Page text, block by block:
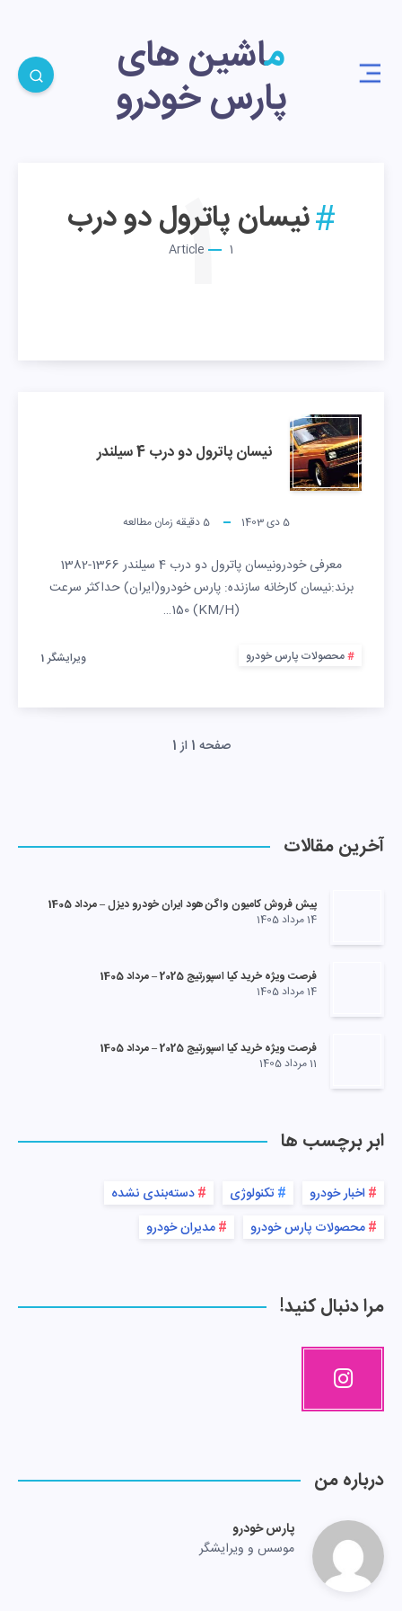
ماشین های
پارس خودرو
نیسان پاترول دو درب
1
1
نیسان پاترول دو درب 4 سیلندر
5 دی 1403 5 دقیقه زمان مطالعه
معرفی خودرونیسان پاترول دو درب 4 سیلندر 1366-1382
برند:نیسان کارخانه سازنده: پارس خودرو(ایران) حداکثر سرعت
(KM/H) 150…
محصولات پارس خودرو ویرایشگر 1
صفحه 1 از 1
آخرین مقالات
پیش فروش کامیون واگن هود ایران خودرو دیزل – مرداد 1405
14 مرداد 1405
فرصت ویژه خرید کیا اسپورتیج 2025 – مرداد 1405
14 مرداد 1405
فرصت ویژه خرید کیا اسپورتیج 2025 – مرداد 1405
11 مرداد 1405
ابر برچسب ها
اخبار خودرو تکنولوژی
دسته‌بندی نشده
محصولات پارس خودرو
مدیران خودرو
مرا دنبال کنید!
درباره من
پارس خودرو
موسس و ویرایشگر